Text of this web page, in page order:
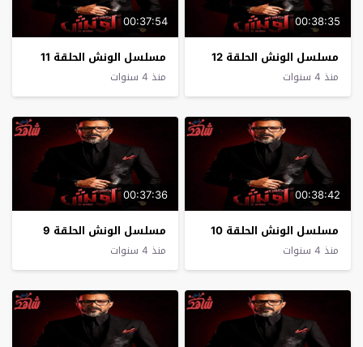
00:38:35
مسلسل الونش الحلقة 12
منذ 4 سنوات
00:37:54
مسلسل الونش الحلقة 11
منذ 4 سنوات
00:38:42
مسلسل الونش الحلقة 10
منذ 4 سنوات
00:37:36
مسلسل الونش الحلقة 9
منذ 4 سنوات